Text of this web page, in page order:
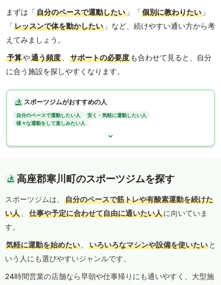
まずは「自分のペースで運動したい 」「個別に教わりたい 」
「レッスンで体を動かしたい 」など、続けやすい通い方から考
えてみましょう。
予算や通う頻度 、 サポートの必要度 も合わせて見ると、自分
に合う施設を探しやすくなります。
スポーツジムがおすすめの人
自分のペースで運動したい人
安く・気軽に運動したい人
様々な運動をして楽しみたい人
高座郡寒川町のスポーツジムを探す
スポーツジムは、
自分のペースで筋トレや有酸素運動を続けた
い人 、 仕事や予定に合わせて自由に通いたい人に向いていま
す。
気軽に運動を始めたい 、 いろいろなマシンや設備を使いたい と
いう人にも選びやすいジャンルです。
24時間営業の店舗なら早朝や仕事帰りにも通いやすく、大型施